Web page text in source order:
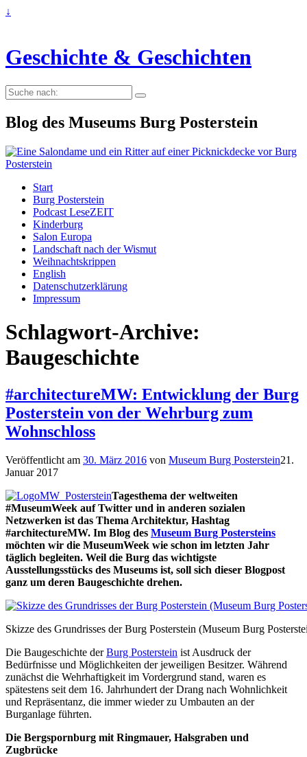
↓
Geschichte & Geschichten
Suche
nach:
Blog des Museums Burg Posterstein
Start
Burg Posterstein
Podcast LeseZEIT
Kinderburg
Salon Europa
Landschaft nach der Wismut
Weihnachtskrippen
English
Datenschutzerklärung
Impressum
Schlagwort-Archive:
Baugeschichte
#architectureMW: Entwicklung der Burg
Posterstein von der Wehrburg zum
Wohnschloss
Veröffentlicht am 30. März 2016 von Museum Burg Posterstein21.
Januar 2017
Tagesthema der weltweiten
#MuseumWeek auf Twitter und in anderen sozialen
Netzwerken ist das Thema Architektur, Hashtag
#architectureMW. Im Blog des Museum Burg Postersteins
möchten wir die MuseumWeek wie schon im letzten Jahr
täglich begleiten. Weil die Burg das wichtigste
Ausstellungsstücks des Museums ist, soll sich dieser Blogpost
ganz um deren Baugeschichte drehen.
Skizze des Grundrisses der Burg Posterstein (Museum Burg
Die Baugeschichte derBurg Posterstein ist Ausdruck der
Bedürfnisse und Möglichkeiten der jeweiligen Besitzer. Während
zunächst die Wehrhaftigkeit im Vordergrund stand, waren es
spätestens seit dem 16. Jahrhundert der Drang nach Wohnlichkeit
und Repräsentanz, die immer wieder zu Umbauten an der
Burganlage führten.
Die Bergspornburg mit Ringmauer, Halsgraben und
Zugbrücke